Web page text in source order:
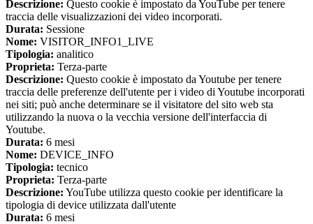
Descrizione: Questo cookie è impostato da YouTube per tenere
traccia delle visualizzazioni dei video incorporati.
Durata: Sessione
Nome: VISITOR_INFO1_LIVE
Tipologia: analitico
Proprieta: Terza-parte
Descrizione: Questo cookie è impostato da Youtube per tenere
traccia delle preferenze dell'utente per i video di Youtube incorporati
nei siti; può anche determinare se il visitatore del sito web sta
utilizzando la nuova o la vecchia versione dell'interfaccia di
Youtube.
Durata: 6 mesi
Nome: DEVICE_INFO
Tipologia: tecnico
Proprieta: Terza-parte
Descrizione: YouTube utilizza questo cookie per identificare la
tipologia di device utilizzata dall'utente
Durata: 6 mesi